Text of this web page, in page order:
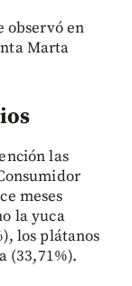
observó en
Marta
las
meses
la yuca
los plátanos
(33,71%).